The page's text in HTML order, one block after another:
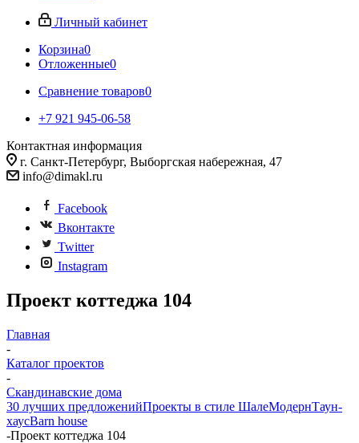
Личный кабинет
Корзина0
Отложенные0
Сравнение товаров0
+7 921 945-06-58
Контактная информация
г. Санкт-Петербург, Выборгская набережная, 47
info@dimakl.ru
Facebook
Вконтакте
Twitter
Instagram
Проект коттеджа 104
Главная
-
Каталог проектов
-
Скандинавские дома
30 лучших предложенийПроекты в стиле ШалеМодернТаун-
хаусBarn house
-Проект коттеджа 104